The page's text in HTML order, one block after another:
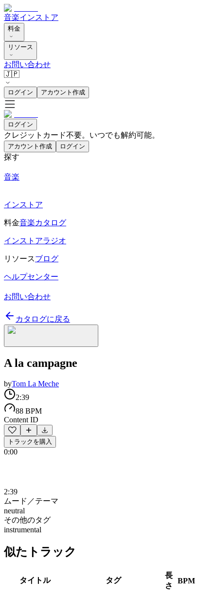
音楽インストア
料金
リソース
お問い合わせ
🇯🇵
ログイン アカウント作成
ログイン
クレジットカード不要。いつでも解約可能。
アカウント作成 ログイン
探す
音楽
インストア
料金音楽カタログ
インストアラジオ
リソースブログ
ヘルプセンター
お問い合わせ
カタログに戻る
A la campagne
byTom La Meche
2:39
88 BPM
Content ID
トラックを購入
0:00
2:39
ムード／テーマ
neutral
その他のタグ
instrumental
似たトラック
タイトル タグ
長
さ
BPM